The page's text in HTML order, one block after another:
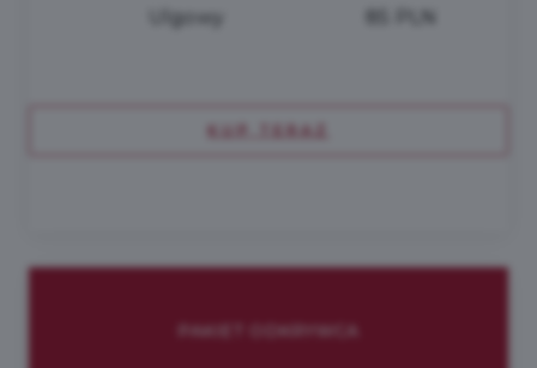
Ulgowy
KUP TERAZ
PAKIET ODKRYWCA